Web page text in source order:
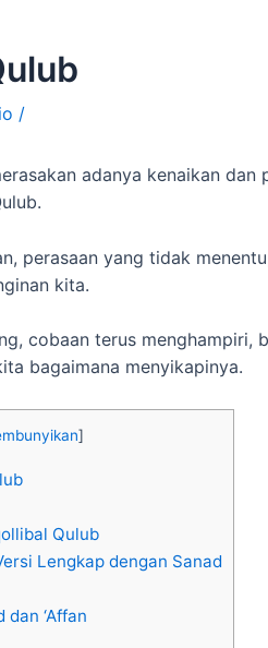
/
adanya kenaikan
perasaan yang tidak
kita.
cobaan terus
bagaimana menyikapinya.
]
Qulub
Lengkap dengan Sanad
dan ‘Affan